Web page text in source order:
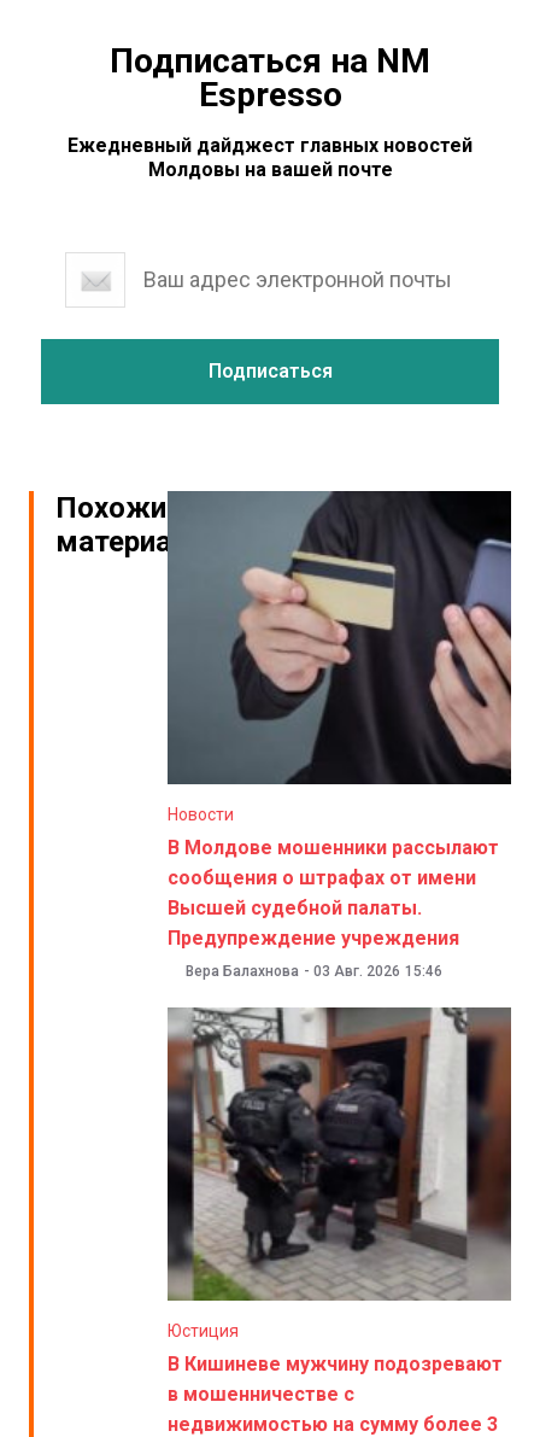
Подписаться на NM
Espresso
Ежедневный дайджест главных новостей
Молдовы на вашей почте
Похожие
материалы
Новости
В Молдове мошенники рассылают
сообщения о штрафах от имени
Высшей судебной палаты.
Предупреждение учреждения
Вера Балахнова - 03 Авг. 2026 15:46
Юстиция
В Кишиневе мужчину подозревают
в мошенничестве с
недвижимостью на сумму более 3